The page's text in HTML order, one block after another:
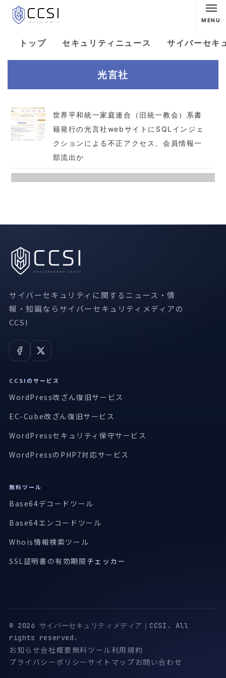
MENU
トップ セキュリティニュース サイバーセキ
光言社
世界平和統一家庭連合（旧統一教会）系書
籍発行の光言社webサイトにSQLインジェ
クションによる不正アクセス、会員情報一
部流出か
サイバーセキュリティに関するニュース・情
報・知識ならサイバーセキュリティメディアの
CCSI
CCSIのサービス
WordPress改ざん復旧サービス
EC-Cube改ざん復旧サービス
WordPressセキュリティ保守サービス
WordPressのPHP7対応サービス
無料ツール
Base64デコードツール
Base64エンコードツール
Whois情報検索ツール
SSL証明書の有効期限 チェッカー
© 2026 サイバーセキュリティメディア｜CCSI. All
rights reserved.
お知らせ会社概要無料ツール利用規約
プライバシーポリシー サイトマップ お問い合わせ